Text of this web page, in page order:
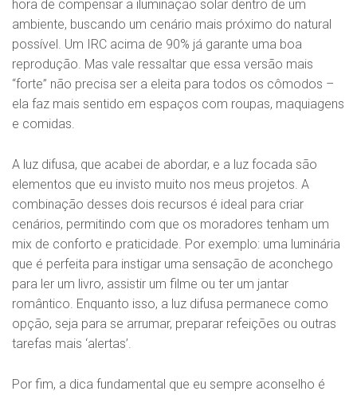
hora de compensar a iluminação solar dentro de um
ambiente, buscando um cenário mais próximo do natural
possível. Um IRC acima de 90% já garante uma boa
reprodução. Mas vale ressaltar que essa versão mais
“forte” não precisa ser a eleita para todos os cômodos –
ela faz mais sentido em espaços com roupas, maquiagens
e comidas.
A luz difusa, que acabei de abordar, e a luz focada são
elementos que eu invisto muito nos meus projetos. A
combinação desses dois recursos é ideal para criar
cenários, permitindo com que os moradores tenham um
mix de conforto e praticidade. Por exemplo: uma luminária
que é perfeita para instigar uma sensação de aconchego
para ler um livro, assistir um filme ou ter um jantar
romântico. Enquanto isso, a luz difusa permanece como
opção, seja para se arrumar, preparar refeições ou outras
tarefas mais ‘alertas’.
Por fim, a dica fundamental que eu sempre aconselho é